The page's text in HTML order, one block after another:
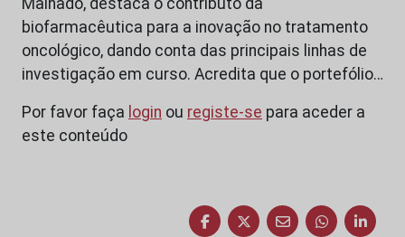
Malhado, destaca o contributo da
biofarmacêutica para a inovação no tratamento
oncológico, dando conta das principais linhas de
investigação em curso. Acredita que o portefólio…
Por favor faça login ou registe-se para aceder a
este conteúdo